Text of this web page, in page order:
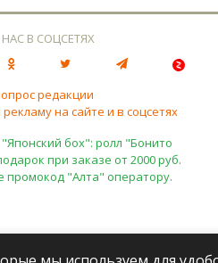
В СОЦСЕТЯХ
редакции
на сайте и в соцсетях
бох": ролл "Бонито
при заказе от 2000 руб.
промокод "Алта" оператору.